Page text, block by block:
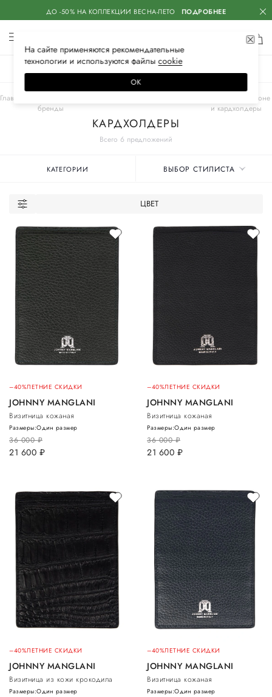
ДО -50% НА КОЛЛЕКЦИИ ВЕСНА-ЛЕТО ПОДРОБНЕЕ
Всего 6 предложений
Главная
бренды
Кошельки, портмоне
и кардхолдеры
КАРДХОЛДЕРЫ
КАТЕГОРИИ ВЫБОР СТИЛИСТА
ЦВЕТ
–40%ЛЕТНИЕ СКИДКИ
JOHNNY MANGLANI
Визитница кожаная
36 000руб.
21 600 руб.
Размеры:Один размер
–40%ЛЕТНИЕ СКИДКИ
JOHNNY MANGLANI
Визитница кожаная
36 000руб.
21 600 руб.
Размеры:Один размер
–40%ЛЕТНИЕ СКИДКИ
JOHNNY MANGLANI
Визитница из кожи крокодила
Размеры:Один размер
–40%ЛЕТНИЕ СКИДКИ
JOHNNY MANGLANI
Визитница кожаная
Размеры:Один размер
На сайте применяются рекомендательные
технологии и используются файлысооkiе
ОК